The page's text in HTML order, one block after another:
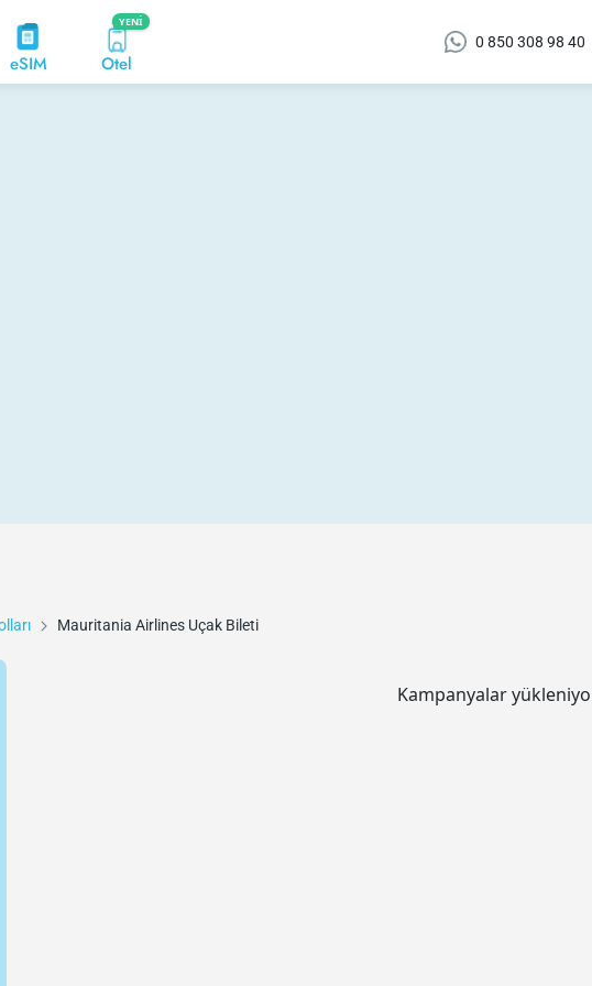
eSIM
YENI
Otel
0 850 308 98 40
Mauritania Airlines Uçak Bileti
Kampanyalar